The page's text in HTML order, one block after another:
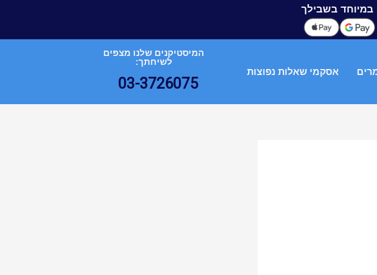
אסקמי שאלות נפוצות
המיסטיקנים שלנו מצפים
לשיחתך:
03-3726075